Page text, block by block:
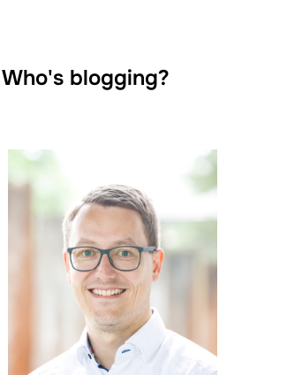
Who's blogging?